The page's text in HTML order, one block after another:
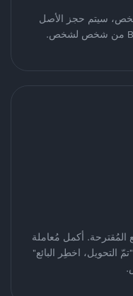
سيتم حجز الأصل
المُقترحة. أكمل مُعاملة
التحويل، اخطِر البائع"